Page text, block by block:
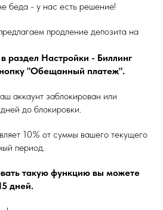
беда - у нас есть решение!
продление депозита на
раздел Настройки - Биллинг
"Обещанный платеж".
аккаунт заблокирован или
до блокировки.
10% от суммы вашего текущего
период.
такую функцию вы можете
дней.